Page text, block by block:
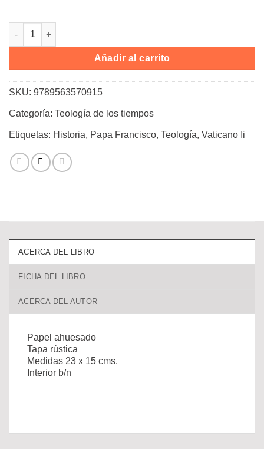
La onda larga del vaticano II cantidad
Añadir al carrito
SKU: 9789563570915
Categoría: Teología de los tiempos
Etiquetas: Historia, Papa Francisco, Teología, Vaticano Ii
ACERCA DEL LIBRO
FICHA DEL LIBRO
ACERCA DEL AUTOR
Papel ahuesado
Tapa rústica
Medidas 23 x 15 cms.
Interior b/n